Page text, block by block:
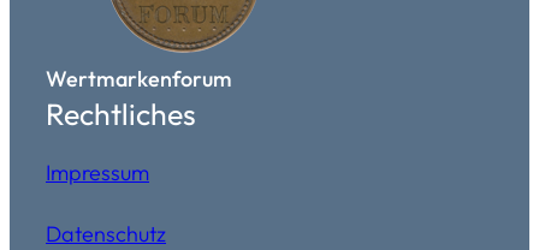
Wertmarkenforum
Rechtliches
Impressum
Datenschutz